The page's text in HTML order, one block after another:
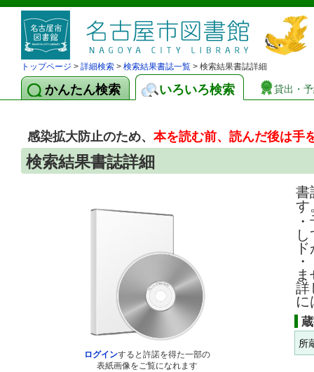
トップページ > 詳細検索 > 検索結果書誌一覧 > 検索結果書誌詳細
かんたん検索 いろいろ検索 貸出・
感染拡大防止のため、本を読む前、読んだ後は手
検索結果書誌詳細
ログインすると許諾を得た一部の
表紙画像をご覧になれます
書
す
詳
に
所